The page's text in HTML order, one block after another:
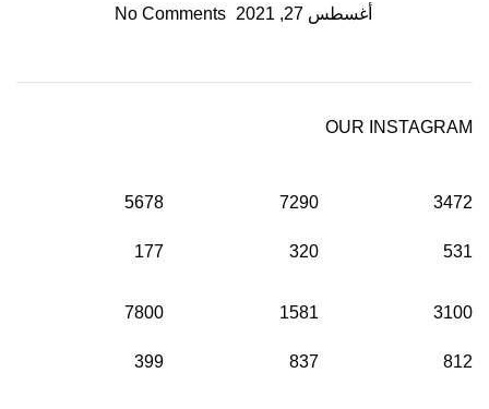
أغسطس 27, 2021
No Comments
OUR INSTAGRAM
3472
531
7290
320
5678
177
3100
812
1581
837
7800
399